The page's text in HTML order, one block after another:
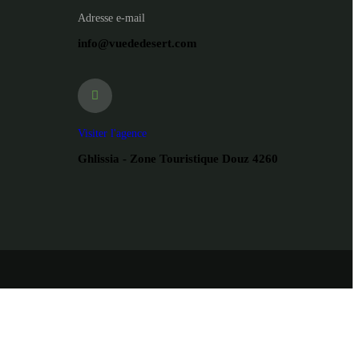
Adresse e-mail
info@vuededesert.com
Visiter l'agence
Ghlissia - Zone Touristique Douz 4260